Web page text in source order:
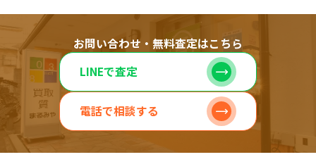
お問い合わせ・無料査定はこちら
LINEで査定
電話で相談する